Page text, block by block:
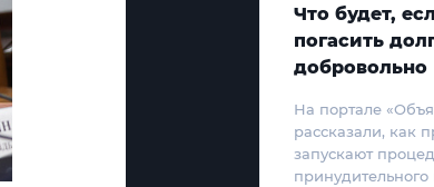
Что будет,
погасить
добровольно
На портале
рассказали, как
запускают
принудительного